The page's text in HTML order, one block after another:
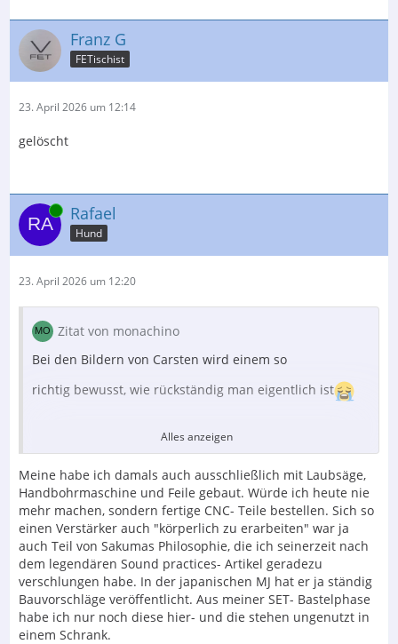
Franz G
FETischist
23. April 2026 um 12:14
gelöscht
Online Rafael
Hund
23. April 2026 um 12:20
Zitat von monachino
Bei den Bildern von Carsten wird einem so
richtig bewusst, wie rückständig man eigentlich ist
Mit Laubsäge und Feile, wie es sich für
Opa gehört
heinrich
Alles anzeigen
Meine habe ich damals auch ausschließlich mit Laubsäge,
Handbohrmaschine und Feile gebaut. Würde ich heute nie
mehr machen, sondern fertige CNC- Teile bestellen. Sich so
einen Verstärker auch "körperlich zu erarbeiten" war ja
auch Teil von Sakumas Philosophie, die ich seinerzeit nach
dem legendären Sound practices- Artikel geradezu
verschlungen habe. In der japanischen MJ hat er ja ständig
Bauvorschläge veröffentlicht. Aus meiner SET- Bastelphase
habe ich nur noch diese hier- und die stehen ungenutzt in
einem Schrank.